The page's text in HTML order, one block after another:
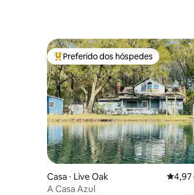
Entre os melhores preferidos dos
Preferido dos hóspedes
Casa ⋅ Live Oak 4,97
4,97
A Casa Azul